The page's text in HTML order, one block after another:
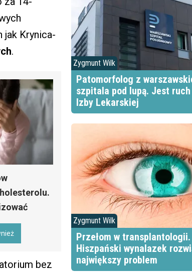
jak Krynica-
.
bez
Zygmunt Wilk
Patomorfolog z
szpitala pod lupą. Jest
Izby Lekarskiej
Zygmunt Wilk
Przełom w transplantologii.
Hiszpański wynalazek
największy problem